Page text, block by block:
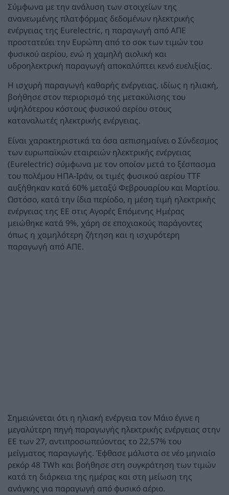
Σύμφωνα με την ανάλυση των στοιχείων της
ανανεωμένης πλατφόρμας δεδομένων ηλεκτρικής
ενέργειας της Eurelectric, η παραγωγή από ΑΠΕ
προστατεύει την Ευρώπη από το σοκ των τιμών του
φυσικού αερίου, ενώ η χαμηλή αιολική και
υδροηλεκτρική παραγωγή αποκαλύπτει κενό ευελιξίας.
Η ισχυρή παραγωγή καθαρής ενέργειας, ιδίως η ηλιακή,
βοήθησε στον περιορισμό της μετακύλισης του
υψηλότερου κόστους φυσικού αερίου στους
καταναλωτές ηλεκτρικής ενέργειας.
Είναι χαρακτηριστικά τα όσα αεπισημαίνει ο Σύνδεσμος
των ευρωπαϊκών εταιρειών ηλεκτρικής ενέργειας
(Eurelectric) σύμφωνα με τον οποίον μετά το ξέσπασμα
του πολέμου ΗΠΑ-Ιράν, οι τιμές φυσικού αερίου TTF
αυξήθηκαν κατά 60% μεταξύ Φεβρουαρίου και Μαρτίου.
Ωστόσο, κατά την ίδια περίοδο, η μέση τιμή ηλεκτρικής
ενέργειας της ΕΕ στις Αγορές Επόμενης Ημέρας
μειώθηκε κατά 9%, χάρη σε εποχιακούς παράγοντες
όπως η χαμηλότερη ζήτηση και η ισχυρότερη
παραγωγή από ΑΠΕ.
Σημειώνεται ότι η ηλιακή ενέργεια τον Μάιο έγινε η
μεγαλύτερη πηγή παραγωγής ηλεκτρικής ενέργειας στην
ΕΕ των 27, αντιπροσωπεύοντας το 22,57% του
μείγματος παραγωγής. Έφθασε μάλιστα σε νέο μηνιαίο
ρεκόρ 48 TWh και βοήθησε στη συγκράτηση των τιμών
κατά τη διάρκεια της ημέρας και στη μείωση της
ανάγκης για παραγωγή από φυσικό αέριο.